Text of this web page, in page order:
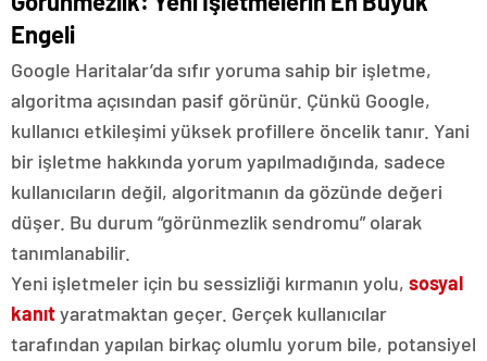
Engeli
Google Haritalar’da sıfır yoruma sahip bir işletme,
algoritma açısından pasif görünür. Çünkü Google,
kullanıcı etkileşimi yüksek profillere öncelik tanır. Yani
bir işletme hakkında yorum yapılmadığında, sadece
kullanıcıların değil, algoritmanın da gözünde değeri
düşer. Bu durum “görünmezlik sendromu” olarak
tanımlanabilir.
Yeni işletmeler için bu sessizliği kırmanın yolu, sosyal
kanıtyaratmaktan geçer. Gerçek kullanıcılar
tarafından yapılan birkaç olumlu yorum bile, potansiyel